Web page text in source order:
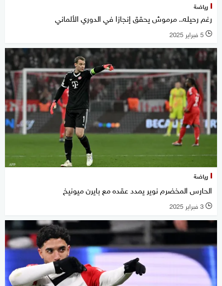
رياضة
رغم رحيله.. مرموش يحقق إنجازا في الدوري الألماني
l 5 فبراير 2025
رياضة
الحارس المخضرم نوير يمدد عقده مع بايرن ميونيخ
l 3 فبراير 2025